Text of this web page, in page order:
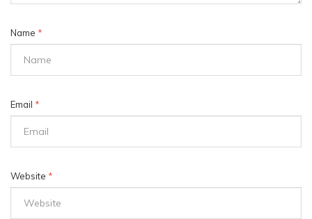
Name *
Email *
Website *